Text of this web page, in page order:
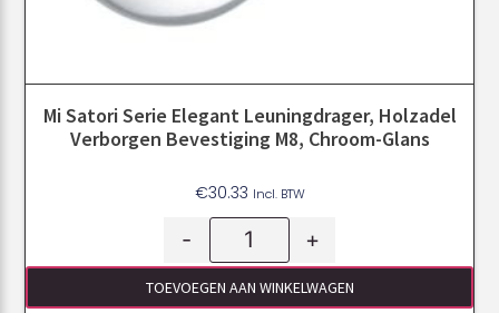
Mi Satori Serie Elegant Leuningdrager, Holzadel
Verborgen Bevestiging M8, Chroom-Glans
€30.33 Incl. BTW
- +
TOEVOEGEN AAN WINKELWAGEN